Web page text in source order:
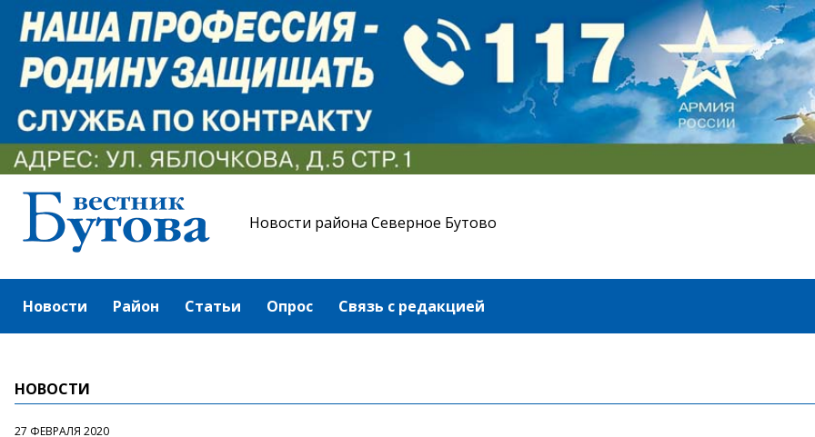
Новости района Северное Бутово
Новости Район Статьи Опрос Связь с редакцией
НОВОСТИ
27 ФЕВРАЛЯ 2020